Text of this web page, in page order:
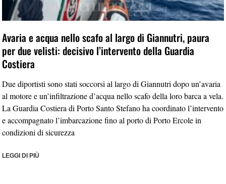
Avaria e acqua nello scafo al largo di Giannutri, paura
per due velisti: decisivo l’intervento della Guardia
Costiera
Due diportisti sono stati soccorsi al largo di Giannutri dopo un’avaria
al motore e un’infiltrazione d’acqua nello scafo della loro barca a vela.
La Guardia Costiera di Porto Santo Stefano ha coordinato l’intervento
e accompagnato l’imbarcazione fino al porto di Porto Ercole in
condizioni di sicurezza
LEGGI DI PIÙ